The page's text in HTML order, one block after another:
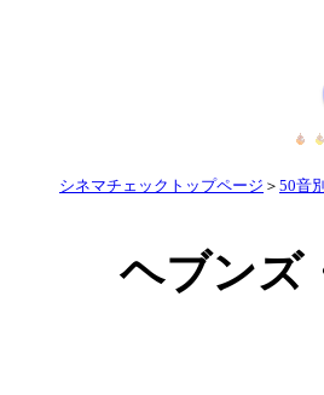
シネマチェックトップページ ＞ 50音
ヘブンズ